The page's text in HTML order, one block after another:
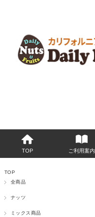
TOP ご利用案内
TOP
全商品
ナッツ
ミックス商品